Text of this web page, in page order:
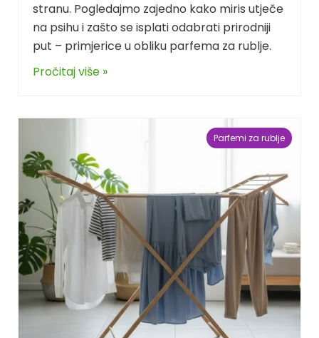
stranu. Pogledajmo zajedno kako miris utječe
na psihu i zašto se isplati odabrati prirodniji
put – primjerice u obliku parfema za rublje.
Pročitaj više »
Parfemi za rublje